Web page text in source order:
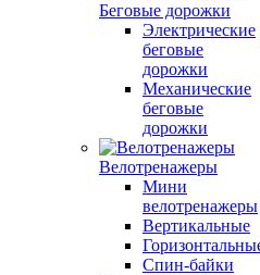
Беговые дорожки
Электрические
беговые
дорожки
Механические
беговые
дорожки
Велотренажеры
Мини
велотренажеры
Вертикальные
Спин-байки